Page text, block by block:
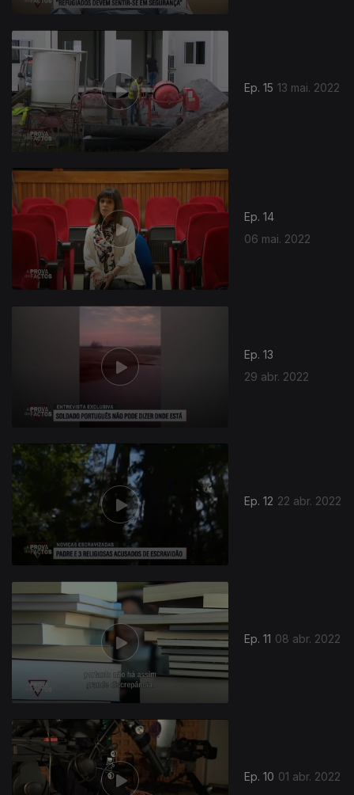
Ep. 15 13 mai. 2022
Ep. 14
06 mai. 2022
Ep. 13
29 abr. 2022
Ep. 12 22 abr. 2022
Ep. 11 08 abr. 2022
609944
Ep. 10 01 abr. 2022